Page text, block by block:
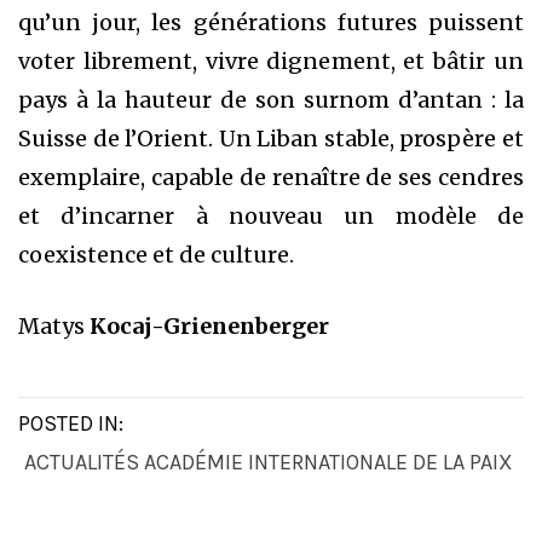
qu’un jour, les générations futures puissent
voter librement, vivre dignement, et bâtir un
pays à la hauteur de son surnom d’antan : la
Suisse de l’Orient. Un Liban stable, prospère et
exemplaire, capable de renaître de ses cendres
et d’incarner à nouveau un modèle de
coexistence et de culture.
Matys Kocaj-Grienenberger
POSTED IN:
ACTUALITÉS ACADÉMIE INTERNATIONALE DE LA PAIX